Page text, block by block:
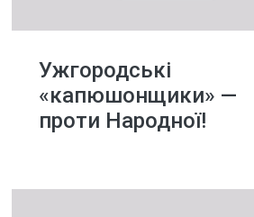
Ужгородські
«капюшонщики» —
проти Народної!